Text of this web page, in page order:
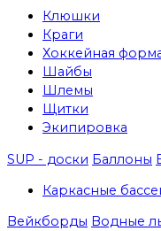
Клюшки
Краги
Хоккейная
Шайбы
Шлемы
Щитки
Экипировка
SUP - доски Баллоны
Каркасные
Вейкборды Водные